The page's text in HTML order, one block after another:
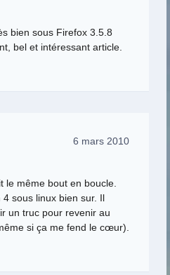
bien sous Firefox 3.5.8
bel et intéressant article.
6 mars 2010
le même bout en boucle.
sous linux bien sur. Il
un truc pour revenir au
si ça me fend le cœur).